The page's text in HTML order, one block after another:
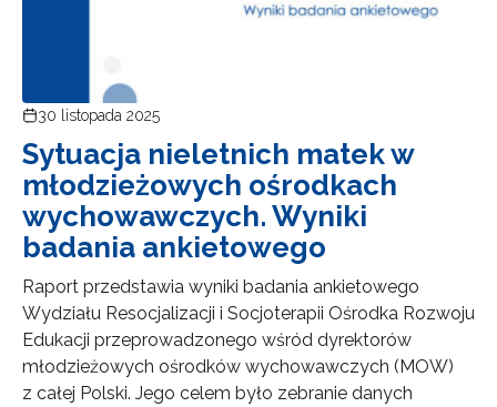
30 listopada 2025
Sytuacja nieletnich matek w
młodzieżowych ośrodkach
wychowawczych. Wyniki
badania ankietowego
Raport przedstawia wyniki badania ankietowego
Wydziału Resocjalizacji i Socjoterapii Ośrodka Rozwoju
Edukacji przeprowadzonego wśród dyrektorów
młodzieżowych ośrodków wychowawczych (MOW)
z całej Polski. Jego celem było zebranie danych